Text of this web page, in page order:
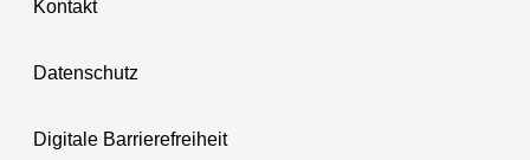
Kontakt
Datenschutz
Digitale Barrierefreiheit